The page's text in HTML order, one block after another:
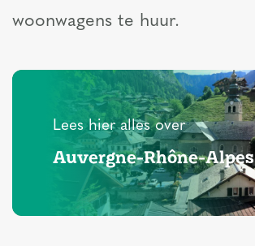
woonwagens te huur.
Lees hier alles over
Auvergne-Rhône-Alpes